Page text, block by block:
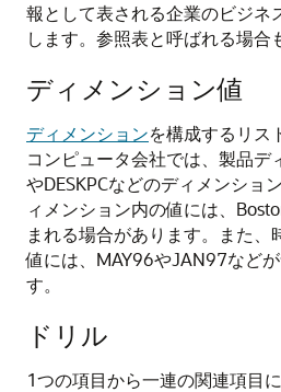
報として表される企業のビジネ
します。参照表と呼ばれる場合
ディメンション値
ディメンションを構成するリス
コンピュータ会社では、製品デ
やDESKPCなどのディメンショ
ィメンション内の値には、
まれる場合があります。また、
値には、MAY96やJAN97など
す。
ドリル
1つの項目から一連の関連項目